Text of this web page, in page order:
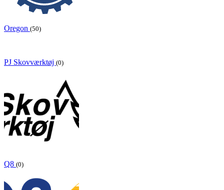
Oregon (50)
PJ Skovværktøj (0)
Q8 (0)